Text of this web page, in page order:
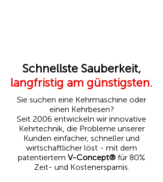
Schnellste Sauberkeit,
langfristig am günstigsten.
Sie suchen eine Kehrmaschine oder
einen Kehrbesen?
Seit 2006 entwickeln wir innovative
Kehrtechnik, die Probleme unserer
Kunden einfacher, schneller und
wirtschaftlicher löst - mit dem
patentiertem V-Concept® für 80%
Zeit- und Kostenersparnis.